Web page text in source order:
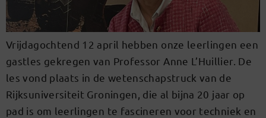
Vrijdagochtend 12 april hebben onze leerlingen een
gastles gekregen van Professor Anne L’Huillier. De
les vond plaats in de wetenschapstruck van de
Rijksuniversiteit Groningen, die al bijna 20 jaar op
pad is om leerlingen te fascineren voor techniek en